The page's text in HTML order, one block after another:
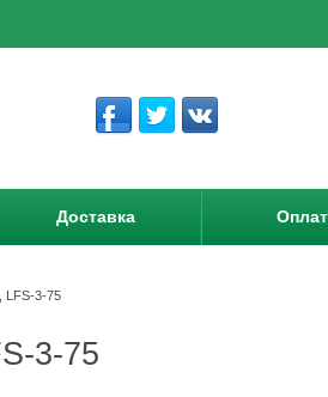
Доставка
LFS-3-75
3-75